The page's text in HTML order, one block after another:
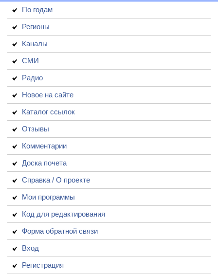
По годам
Регионы
Каналы
СМИ
Радио
Новое на сайте
Каталог ссылок
Отзывы
Комментарии
Доска почета
Справка / О проекте
Мои программы
Код для редактирования
Форма обратной связи
Вход
Регистрация